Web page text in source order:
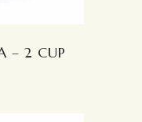
– 2 CUP